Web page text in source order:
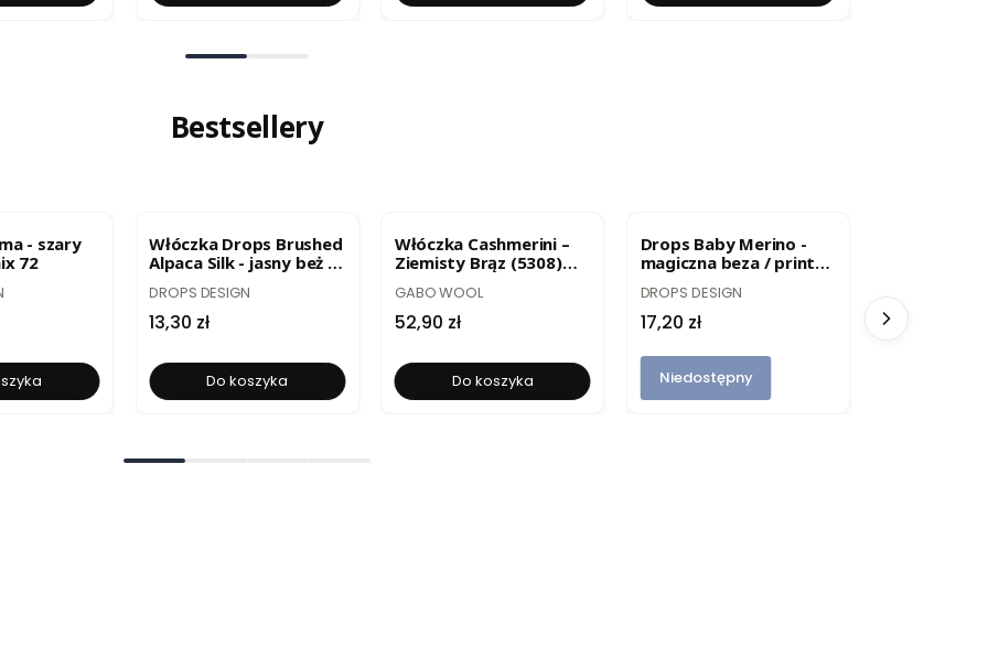
Bestsellery
- szary
72
Włóczka Drops Brushed
Alpaca Silk - jasny beż /
PRODUCENT
DROPS DESIGN
Cena
13,30 zł
Do koszyka
Włóczka Cashmerini –
Ziemisty Brąz (5308)
PRODUCENT
GABO WOOL
Cena
52,90 zł
Do koszyka
Drops Baby Merino -
magiczna beza / print
PRODUCENT
DROPS DESIGN
Cena
17,20 zł
Niedostępny
Cena
30,90 zł